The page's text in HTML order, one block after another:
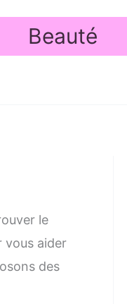
Beauté
le
vous aider
des